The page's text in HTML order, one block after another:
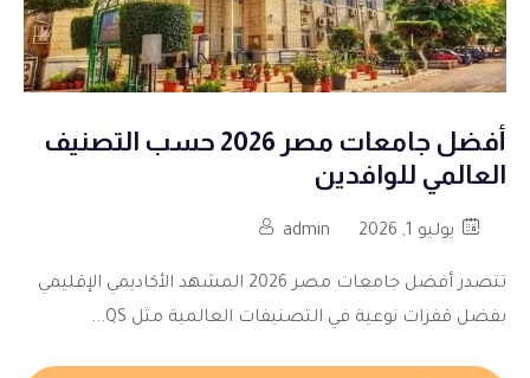
أفضل جامعات مصر 2026 حسب التصنيف
العالمي للوافدين
يوليو 1, 2026 admin
تتصدر أفضل جامعات مصر 2026 المشهد الأكاديمي الإقليمي
بفضل قفزات نوعية في التصنيفات العالمية مثل QS...